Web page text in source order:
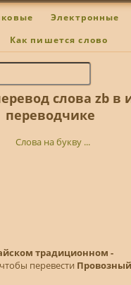
Электронные
Как пишется слово
слова zb в
переводчике
Слова на букву ...
традиционном -
перевести Провозный